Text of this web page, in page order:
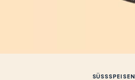
SÜSSSPEISEN